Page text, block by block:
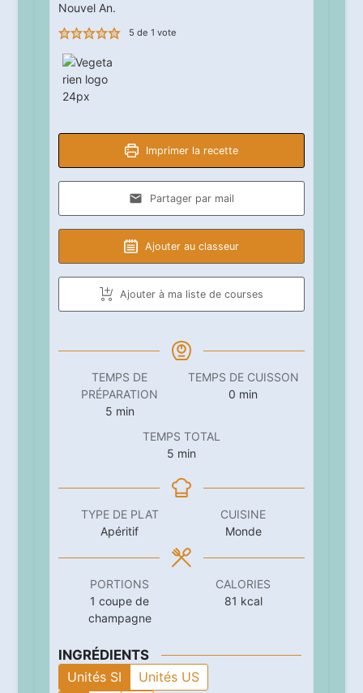
Nouvel An.
5 de 1 vote
Imprimer la recette
Partager par mail
Ajouter au classeur
Ajouter à ma liste de courses
TEMPS DE
PRÉPARATION
5minutes
min
TEMPS DE CUISSON
0 minutes
min
TEMPS TOTAL
5minutes
min
TYPE DE PLAT
Apéritif
CUISINE
Monde
PORTIONS
1 coupe de
champagne
CALORIES
81 kcal
INGRÉDIENTS
Unités SI
Unités US